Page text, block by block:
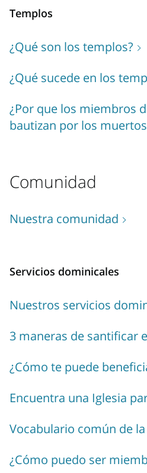
Templos
¿Qué son los templos?
¿Qué sucede en los
¿Por que los miembros
bautizan por los
Comunidad
Nuestra comunidad
Servicios dominicales
Nuestros servicios
3 maneras de santificar
¿Cómo te puede
Encuentra una Iglesia
Vocabulario común de
¿Cómo puedo ser